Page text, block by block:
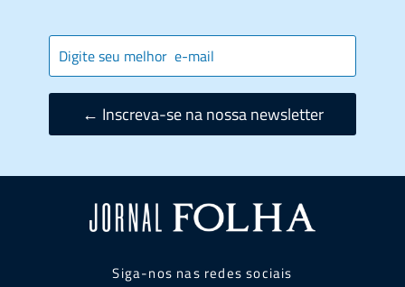
← Inscreva-se na nossa newsletter
Siga-nos nas redes sociais